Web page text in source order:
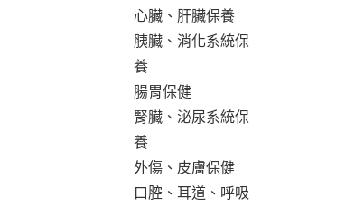
心臟、肝臟保養
胰臟、消化系統保
養
腸胃保健
腎臟、泌尿系統保
養
外傷、皮膚保健
口腔、耳道、呼吸